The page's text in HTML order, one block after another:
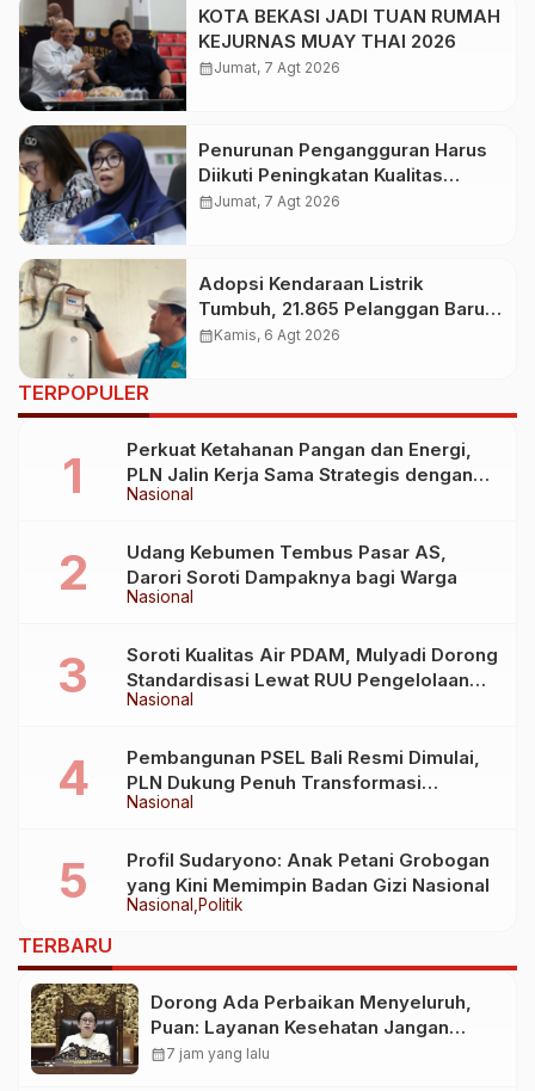
KOTA BEKASI JADI TUAN RUMAH
KEJURNAS MUAY THAI 2026
calendar_monthJumat, 7 Agt 2026
Penurunan Pengangguran Harus
Diikuti Peningkatan Kualitas
Lapangan Kerja
calendar_monthJumat, 7 Agt 2026
Adopsi Kendaraan Listrik
Tumbuh, 21.865 Pelanggan Baru
Gunakan Home Charging
calendar_monthKamis, 6 Agt 2026
TERPOPULER
Nasional
Perkuat Ketahanan Pangan dan Energi,
PLN Jalin Kerja Sama Strategis dengan
Kementerian Kelautan dan Perikanan
Nasional
Udang Kebumen Tembus Pasar AS,
Darori Soroti Dampaknya bagi Warga
Nasional
Soroti Kualitas Air PDAM, Mulyadi Dorong
Standardisasi Lewat RUU Pengelolaan
Air Minum
Nasional
Pembangunan PSEL Bali Resmi Dimulai,
PLN Dukung Penuh Transformasi
Nasional Pengelolaan Sampah Jadi
Nasional Politik
Profil Sudaryono: Anak Petani Grobogan
yang Kini Memimpin Badan Gizi Nasional
TERBARU
Dorong Ada Perbaikan Menyeluruh,
Puan: Layanan Kesehatan Jangan
Kehilangan Empati
calendar_month7 jam yang lalu